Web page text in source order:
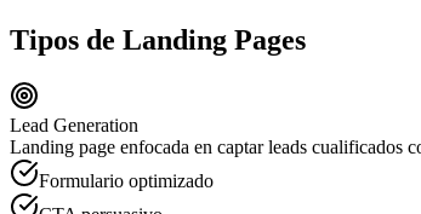
Tipos de Landing Pages
Lead Generation
Landing page enfocada en captar leads cualificados
Formulario optimizado